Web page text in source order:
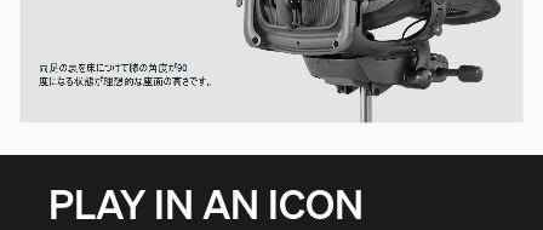
PLAY IN AN ICON